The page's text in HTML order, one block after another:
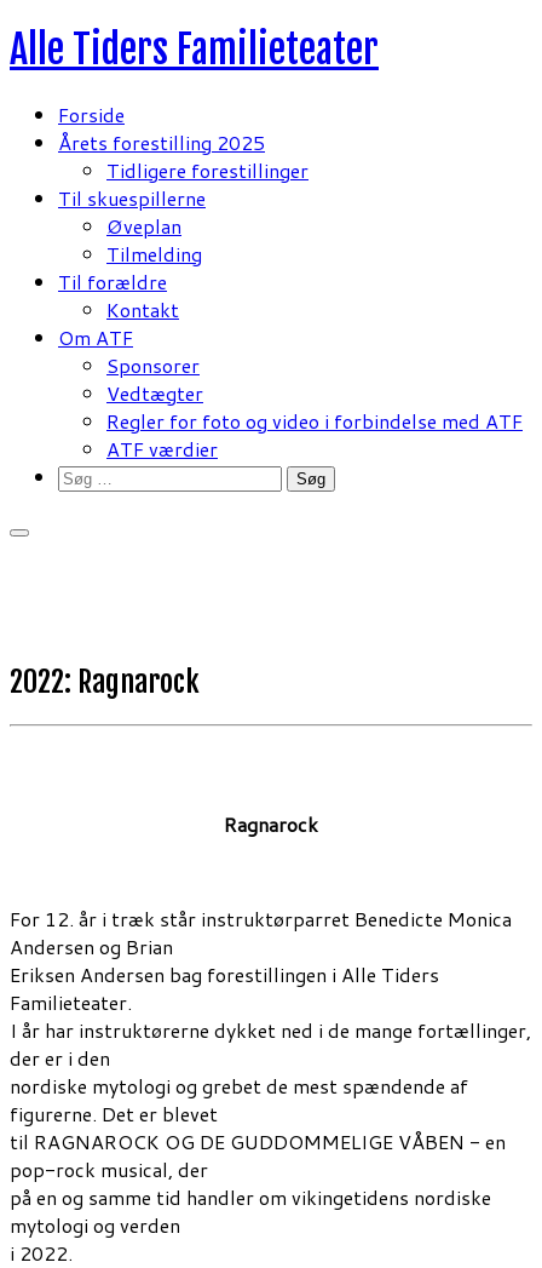
Fortsæt
til
Alle Tiders Familieteater
Forside
Årets forestilling 2025
Tidligere forestillinger
Til skuespillerne
Øveplan
Tilmelding
Til forældre
Kontakt
Om ATF
Sponsorer
Vedtægter
Regler for foto og video i forbindelse med ATF
ATF værdier
Søg
2022: Ragnarock
Ragnarock
For 12. år i træk står instruktørparret Benedicte Monica
Andersen og Brian
Eriksen Andersen bag forestillingen i Alle Tiders
Familieteater.
I år har instruktørerne dykket ned i de mange fortællinger,
der er i den
nordiske mytologi og grebet de mest spændende af
figurerne. Det er blevet
til RAGNAROCK OG DE GUDDOMMELIGE VÅBEN - en
pop-rock musical, der
på en og samme tid handler om vikingetidens nordiske
mytologi og verden
i 2022.